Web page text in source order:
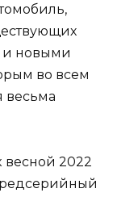
и новыми
во всем
весьма
весной 2022